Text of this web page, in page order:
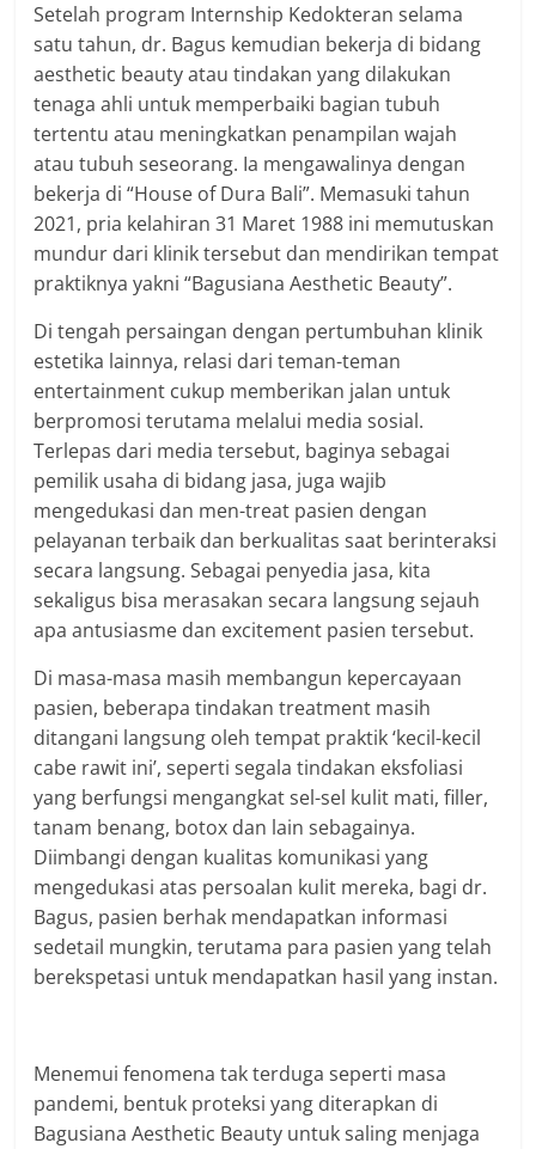
Setelah program Internship Kedokteran selama
satu tahun, dr. Bagus kemudian bekerja di bidang
aesthetic beauty atau tindakan yang dilakukan
tenaga ahli untuk memperbaiki bagian tubuh
tertentu atau meningkatkan penampilan wajah
atau tubuh seseorang. Ia mengawalinya dengan
bekerja di “House of Dura Bali”. Memasuki tahun
2021, pria kelahiran 31 Maret 1988 ini memutuskan
mundur dari klinik tersebut dan mendirikan tempat
praktiknya yakni “Bagusiana Aesthetic Beauty”.
Di tengah persaingan dengan pertumbuhan klinik
estetika lainnya, relasi dari teman-teman
entertainment cukup memberikan jalan untuk
berpromosi terutama melalui media sosial.
Terlepas dari media tersebut, baginya sebagai
pemilik usaha di bidang jasa, juga wajib
mengedukasi dan men-treat pasien dengan
pelayanan terbaik dan berkualitas saat berinteraksi
secara langsung. Sebagai penyedia jasa, kita
sekaligus bisa merasakan secara langsung sejauh
apa antusiasme dan excitement pasien tersebut.
Di masa-masa masih membangun kepercayaan
pasien, beberapa tindakan treatment masih
ditangani langsung oleh tempat praktik ‘kecil-kecil
cabe rawit ini’, seperti segala tindakan eksfoliasi
yang berfungsi mengangkat sel-sel kulit mati, filler,
tanam benang, botox dan lain sebagainya.
Diimbangi dengan kualitas komunikasi yang
mengedukasi atas persoalan kulit mereka, bagi dr.
Bagus, pasien berhak mendapatkan informasi
sedetail mungkin, terutama para pasien yang telah
berekspetasi untuk mendapatkan hasil yang instan.
Menemui fenomena tak terduga seperti masa
pandemi, bentuk proteksi yang diterapkan di
Bagusiana Aesthetic Beauty untuk saling menjaga